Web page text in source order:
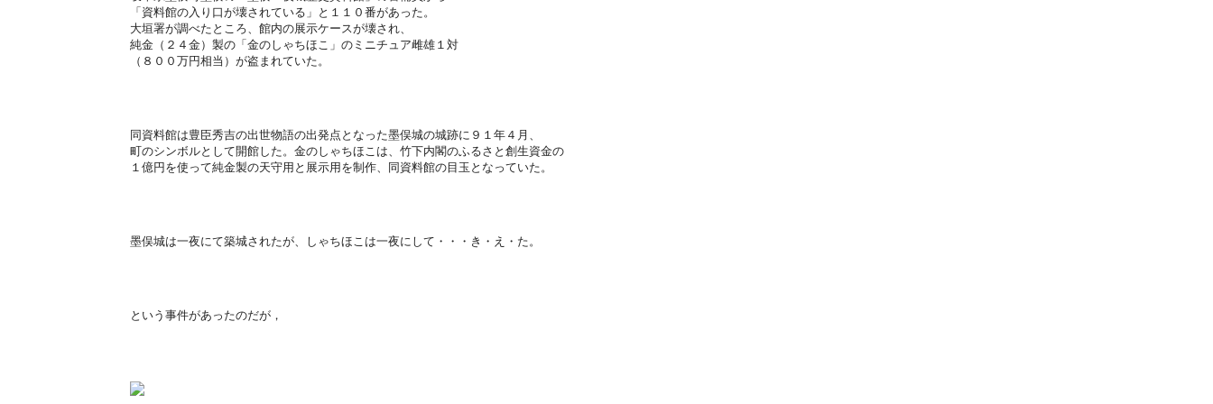
「資料館の入り口が壊されている」と１１０番があった。
大垣署が調べたところ、館内の展示ケースが壊され、
純金（２４金）製の「金のしゃちほこ」のミニチュア雌雄１対
（８００万円相当）が盗まれていた。
同資料館は豊臣秀吉の出世物語の出発点となった墨俣城の城跡に９１年４月、
町のシンボルとして開館した。金のしゃちほこは、竹下内閣のふるさと創生資金の
１億円を使って純金製の天守用と展示用を制作、同資料館の目玉となっていた。
墨俣城は一夜にて築城されたが、しゃちほこは一夜にして・・・き・え・た。
という事件があったのだが，